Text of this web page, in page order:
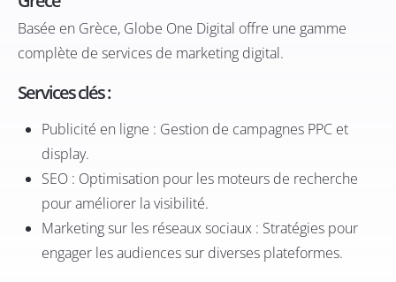
Basée en Grèce, Globe One Digital offre une gamme
complète de services de marketing digital.​
Services clés :
Publicité en ligne : Gestion de campagnes PPC et
display.​
SEO : Optimisation pour les moteurs de recherche
pour améliorer la visibilité.​
Marketing sur les réseaux sociaux : Stratégies pour
engager les audiences sur diverses plateformes.​